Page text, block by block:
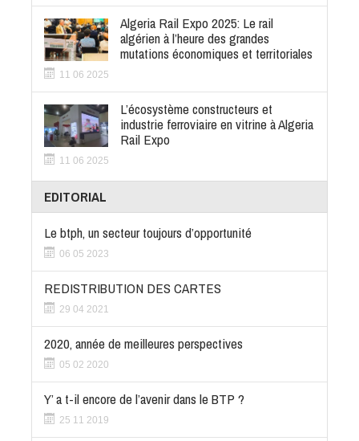
Algeria Rail Expo 2025: Le rail
algérien à l’heure des grandes
mutations économiques et territoriales
11 06 2025
L’écosystème constructeurs et
industrie ferroviaire en vitrine à Algeria
Rail Expo
11 06 2025
EDITORIAL
Le btph, un secteur toujours d’opportunité
06 05 2023
REDISTRIBUTION DES CARTES
29 04 2021
2020, année de meilleures perspectives
05 02 2020
Y’ a t-il encore de l’avenir dans le BTP ?
25 11 2019